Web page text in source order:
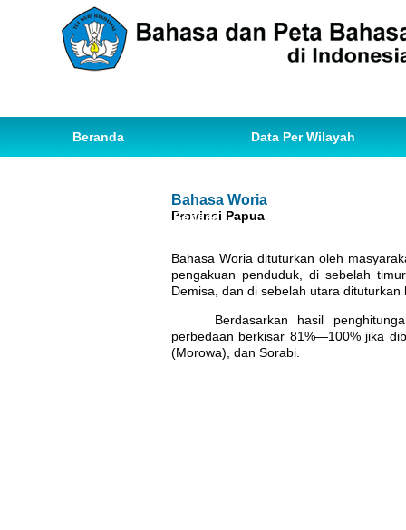
Beranda Data Per Wilayah
Ihwal Pemetaan Bahasa
Bahasa Woria
Provinsi Papua
Bahasa Woria dituturkan oleh
pengakuan penduduk, di sebelah
Demisa, dan di sebelah utara dituturkan
Berdasarkan hasil
perbedaan berkisar 81%—100% jika
(Morowa), dan Sorabi.